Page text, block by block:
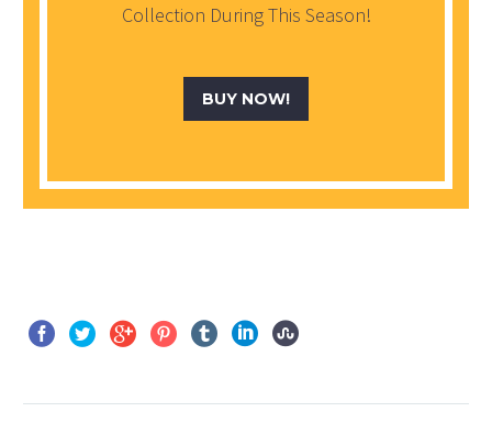
Collection During This Season!
BUY NOW!